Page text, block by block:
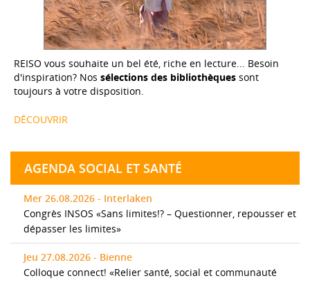
REISO vous souhaite un bel été, riche en lecture... Besoin
d'inspiration? Nos sélections des bibliothèques sont
toujours à votre disposition.
DÉCOUVRIR
AGENDA SOCIAL ET SANTÉ
Mer 26.08.2026 - Interlaken
Congrès INSOS «Sans limites!? – Questionner, repousser et
dépasser les limites»
Jeu 27.08.2026 - Bienne
Colloque connect! «Relier santé, social et communauté